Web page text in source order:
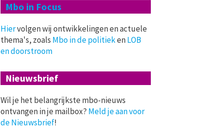
Mbo in Focus
Hiervolgen wij ontwikkelingen en actuele
thema's, zoals Mbo in de politiekenLOB
en doorstroom
Nieuwsbrief
Wil je het belangrijkste mbo-nieuws
ontvangen in je mailbox? Meld je aan voor
de Nieuwsbrief!